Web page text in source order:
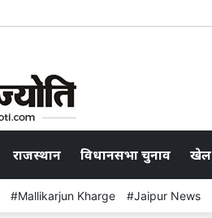
राजस्थान विधानसभा चुनाव खेल
Mallikarjun Kharge Jaipur News